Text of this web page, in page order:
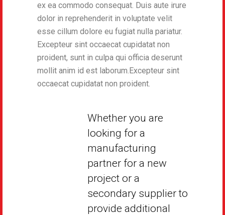
ex ea commodo consequat. Duis aute irure
dolor in reprehenderit in voluptate velit
esse cillum dolore eu fugiat nulla pariatur.
Excepteur sint occaecat cupidatat non
proident, sunt in culpa qui officia deserunt
mollit anim id est laborum.Excepteur sint
occaecat cupidatat non proident.
Whether you are
looking for a
manufacturing
partner for a new
project or a
secondary supplier to
provide additional